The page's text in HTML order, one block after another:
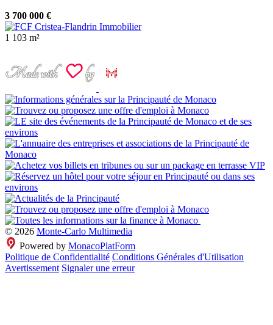
3 700 000 €
1 103 m²
© 2026 Monte-Carlo Multimedia
Powered by MonacoPlatForm
Politique de Confidentialité Conditions Générales d'Utilisation
Avertissement Signaler une erreur